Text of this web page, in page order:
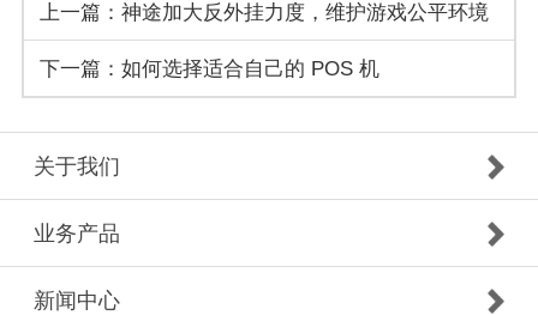
上一篇：神途加大反外挂力度，维护游戏公平环境
下一篇：如何选择适合自己的 POS 机
关于我们
业务产品
新闻中心